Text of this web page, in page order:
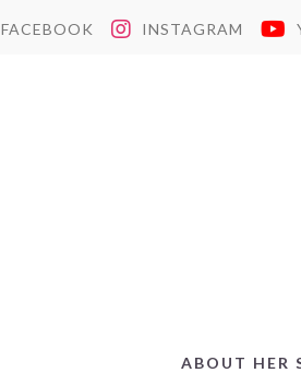
FACEBOOK INSTAGRAM
ABOUT HER